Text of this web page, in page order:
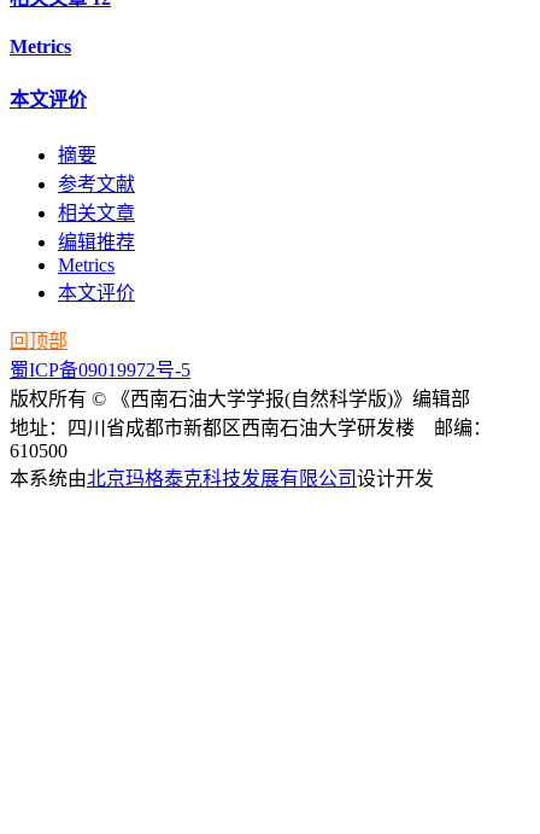
Metrics
本文评价
摘要
参考文献
相关文章
编辑推荐
Metrics
本文评价
回顶部
蜀ICP备09019972号-5
版权所有 © 《西南石油大学学报(自然科学版)》编辑部
地址：四川省成都市新都区西南石油大学研发楼 邮编：
610500
本系统由北京玛格泰克科技发展有限公司设计开发